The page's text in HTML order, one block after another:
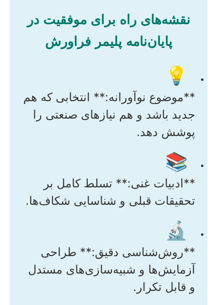
نقشه‌های راه برای موفقیت در
پایان‌نامه پلیمر فراورش
💡
**موضوع نوآورانه:** انتخابی که هم
جدید باشد و هم نیازهای صنعتی را
پوشش دهد.
📚
**ادبیات غنی:** تسلط کامل بر
تحقیقات قبلی و شناسایی شکاف‌ها.
🔬
**روش‌شناسی دقیق:** طراحی
آزمایش‌ها و شبیه‌سازی‌های مستدل
و قابل تکرار.